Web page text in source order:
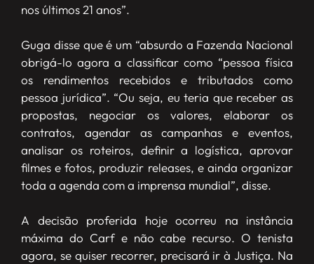
nos últimos 21 anos”.
Guga disse que é um “absurdo a Fazenda Nacional
obrigá-lo agora a classificar como “pessoa física
os rendimentos recebidos e tributados como
pessoa jurídica”. “Ou seja, eu teria que receber as
propostas, negociar os valores, elaborar os
contratos, agendar as campanhas e eventos,
analisar os roteiros, definir a logística, aprovar
filmes e fotos, produzir releases, e ainda organizar
toda a agenda com a imprensa mundial”, disse.
A decisão proferida hoje ocorreu na instância
máxima do Carf e não cabe recurso. O tenista
agora, se quiser recorrer, precisará ir à Justiça. Na